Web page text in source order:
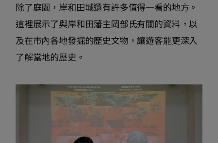
除了庭園，岸和田城還有許多值得一看的地方。
這裡展示了與岸和田藩主岡部氏有關的資料，以
及在市內各地發掘的歷史文物，讓遊客能更深入
了解當地的歷史。